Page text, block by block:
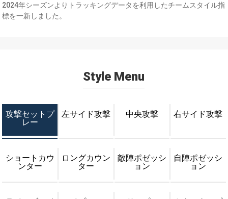
2024年シーズンよりトラッキングデータを利用したチームスタイル指
標を一新しました。
Style Menu
攻撃セットプ
レー
左サイド攻撃 中央攻撃 右サイド攻撃
ショートカウ
ンター
ロングカウン
ター
敵陣ポゼッシ
ョン
自陣ポゼッシ
ョン